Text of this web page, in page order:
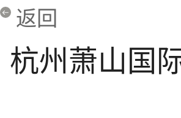
返回
杭州萧山国